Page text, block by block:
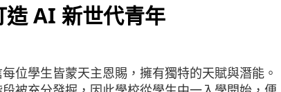
AI 新世代青年
位學生皆蒙天主恩賜，擁有獨特的天賦與潛能。